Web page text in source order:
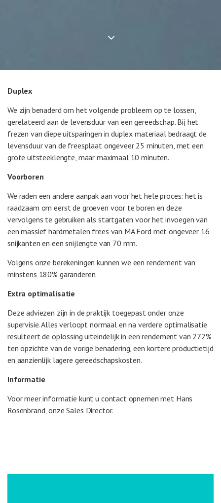
Duplex
We zijn benaderd om het volgende probleem op te lossen,
gerelateerd aan de levensduur van een gereedschap. Bij het
frezen van diepe uitsparingen in duplex materiaal bedraagt de
levensduur van de freesplaat ongeveer 25 minuten, met een
grote uitsteeklengte, maar maximaal 10 minuten.
Voorboren
We raden een andere aanpak aan voor het hele proces: het is
raadzaam om eerst de groeven voor te boren en deze
vervolgens te gebruiken als startgaten voor het invoegen van
een massief hardmetalen frees van MA Ford met ongeveer 16
snijkanten en een snijlengte van 70 mm.
Volgens onze berekeningen kunnen we een rendement van
minstens 180% garanderen.
Extra optimalisatie
Deze adviezen zijn in de praktijk toegepast onder onze
supervisie. Alles verloopt normaal en na verdere optimalisatie
resulteert de oplossing uiteindelijk in een rendement van 272%
ten opzichte van de vorige benadering, een kortere productietijd
en aanzienlijk lagere gereedschapskosten.
Informatie
Voor meer informatie kunt u contact opnemen met Hans
Rosenbrand, onze Sales Director.